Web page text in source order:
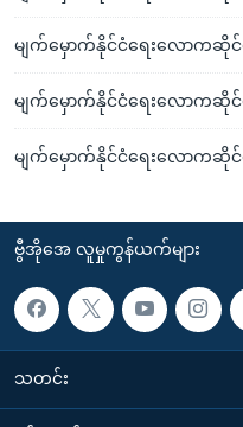
မျက်မှောက်နိုင်ငံရေးလောကဆို
မျက်မှောက်နိုင်ငံရေးလောကဆို
မျက်မှောက်နိုင်ငံရေးလောကဆို
ဗွီအိုအေ လူမှုကွန်ယက်များ
သတင်း